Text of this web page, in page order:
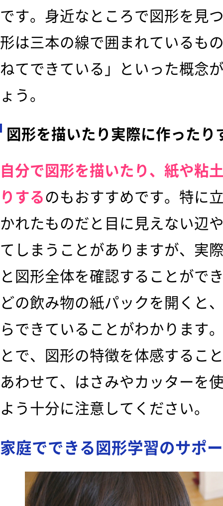
です。身近なところで図形を見
形は三本の線で囲まれているも
ねてできている」といった概念
ょう。
図形を描いたり実際に作ったり
自分で図形を描いたり、紙や粘
りするのもおすすめです。特に
かれたものだと目に見えない辺
てしまうことがありますが、実
と図形全体を確認することがで
どの飲み物の紙パックを開くと
らできていることがわかります
とで、図形の特徴を体感するこ
あわせて、はさみやカッターを
よう十分に注意してください。
家庭でできる図形学習のサポ